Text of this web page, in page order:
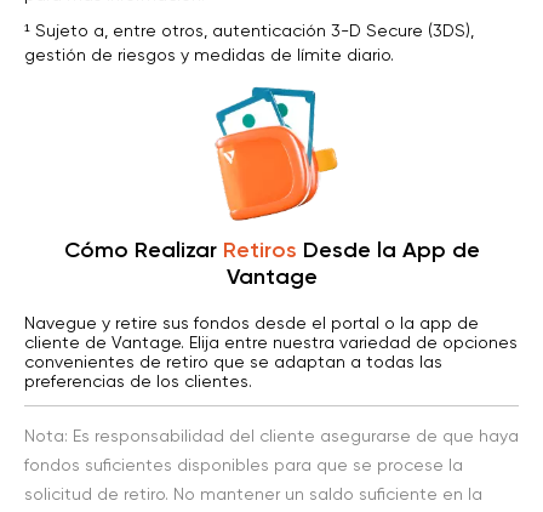
Neteller
Sujeto a las tarifas
Skrill (Moneybookers)
dentro de 24 horas hábiles
Spacing of *. Can
CAD
Instantáneo 1
USD
Perfect Money
dentro de 24 horas hábiles
EUR、USD
JCB
Instantáneo
$0
JPY
¹ Sujeto a, entre otros, autenticación 3-D Secure (3DS),
gestión de riesgos y medidas de límite diario.
Cómo Realizar Retiros Desde la App de
Vantage
Navegue y retire sus fondos desde el portal o la app de
cliente de Vantage. Elija entre nuestra variedad de opciones
convenientes de retiro que se adaptan a todas las
preferencias de los clientes.
Nota: Es responsabilidad del cliente asegurarse de que haya
fondos suficientes disponibles para que se procese la
solicitud de retiro. No mantener un saldo suficiente en la